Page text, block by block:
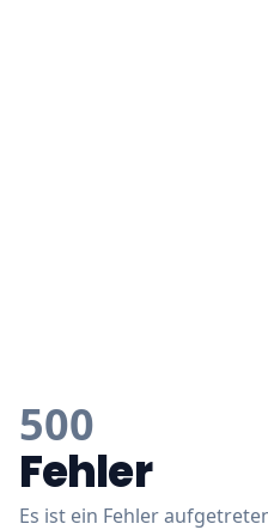
500
Fehler
Es ist ein Fehler